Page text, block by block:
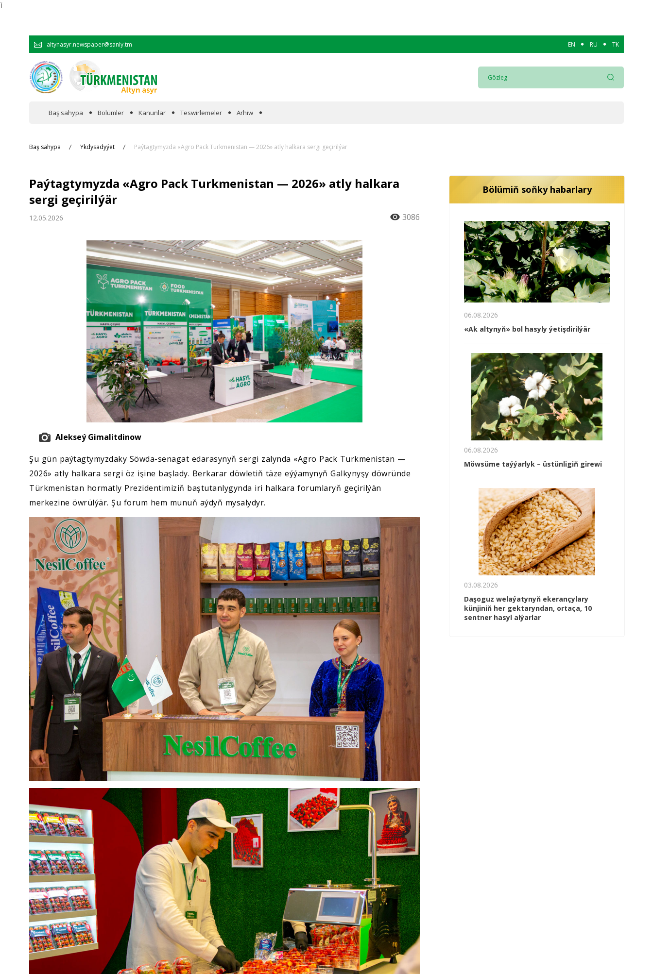
Ï
altynasyr.newspaper@sanly.tm EN RU TK
Baş sahypa Bölümler
Hyzmatdaşlyk
Jemgyýet
Medeniýet
Ylym
Sport
Kanunlar Teswirlemeler Arhiw
Baş sahypa Ykdysadyýet Paýtagtymyzda «Agro Pack Turkmenistan — 2026» atly halkara sergi geçirilýär
Paýtagtymyzda «Agro Pack Turkmenistan — 2026» atly halkara
sergi geçirilýär
12.05.2026 3086
Alekseý Gimalitdinow
Şu gün paýtagtymyzdaky Söwda-senagat edarasynyň sergi zalynda «Agro Pack Turkmenistan —
2026» atly halkara sergi öz işine başlady. Berkarar döwletiň täze eýýamynyň Galkynyşy döwründe
Türkmenistan hormatly Prezidentimiziň baştutanlygynda iri halkara forumlaryň geçirilýän
merkezine öwrülýär. Şu forum hem munuň aýdyň mysalydyr.
Bölümiň soňky habarlary
06.08.2026
«Ak altynyň» bol hasyly ýetişdirilýär
06.08.2026
Möwsüme taýýarlyk – üstünligiň girewi
03.08.2026
Daşoguz welaýatynyň ekerançylary
künjiniň her gektaryndan, ortaça, 10
sentner hasyl alýarlar